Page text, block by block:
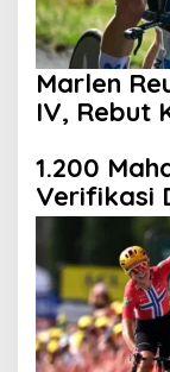
Marlen
IV, Rebut
1.200
Verifikasi
Wujud
Jawa
Generasi